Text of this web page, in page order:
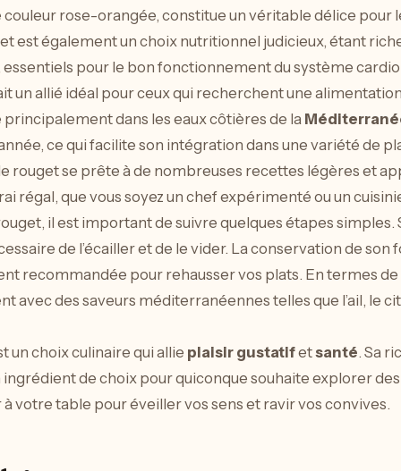
couleur rose-orangée, constitue un véritable délice pour
est également un choix nutritionnel judicieux, étant
essentiels pour le bon fonctionnement du système
un allié idéal pour ceux qui recherchent une
dans les eaux côtières de la
ce qui facilite son intégration dans une variété de
rouget se prête à de nombreuses recettes légères et
régal, que vous soyez un chef expérimenté ou un
il est important de suivre quelques étapes simples.
de l’écailler et de le vider. La conservation de
recommandée pour rehausser vos plats. En termes de
avec des saveurs méditerranéennes telles que l’ail, le
un choix culinaire qui allie plaisir gustatifetsanté. Sa
de choix pour quiconque souhaite explorer
à votre table pour éveiller vos sens et ravir vos convives.